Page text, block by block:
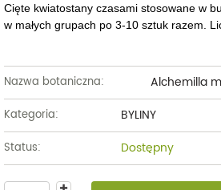
Cięte kwiatostany czasami stosowane w
w małych grupach po 3-10 sztuk razem.
Nazwa botaniczna: Alchemilla
Kategoria: BYLINY
Status: Dostępny